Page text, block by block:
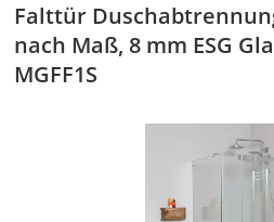
Falttür
nach Maß, 8 mm ESG
MGFF1S